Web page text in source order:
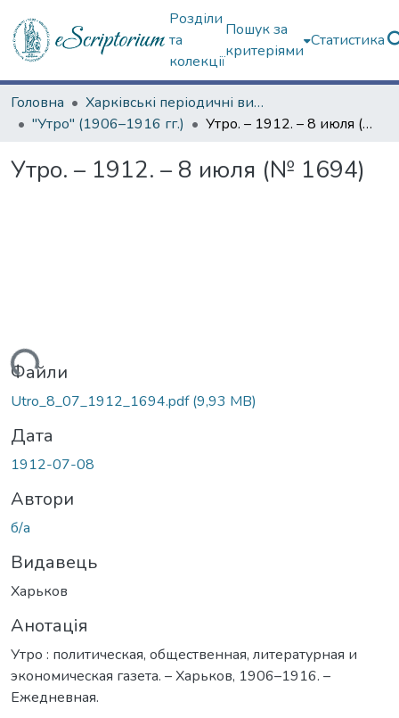
Розділи
та
колекції
Пошук за
критеріями
Статистика
Головна
Харківські періодичні видання
"Утро" (1906–1916 гг.)
Утро. – 1912. – 8 июля (№ 1694)
Утро. – 1912. – 8 июля (№ 1694)
Файли
Utro_8_07_1912_1694.pdf(9,93 MB)
Дата
1912-07-08
Автори
б/а
Видавець
Харьков
Анотація
Утро : политическая, общественная, литературная и
экономическая газета. – Харьков, 1906–1916. –
Ежедневная.